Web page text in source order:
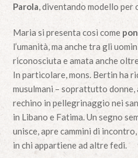
Parola , diventando modello per
Maria si presenta così come
l’umanità, ma anche tra gli
riconosciuta e amata anche
In particolare, mons. Bertin ha
musulmani – soprattutto
rechino in pellegrinaggio nei
in Libano e Fatima. Un segno
unisce, apre cammini di
in chi appartiene ad altre fedi.